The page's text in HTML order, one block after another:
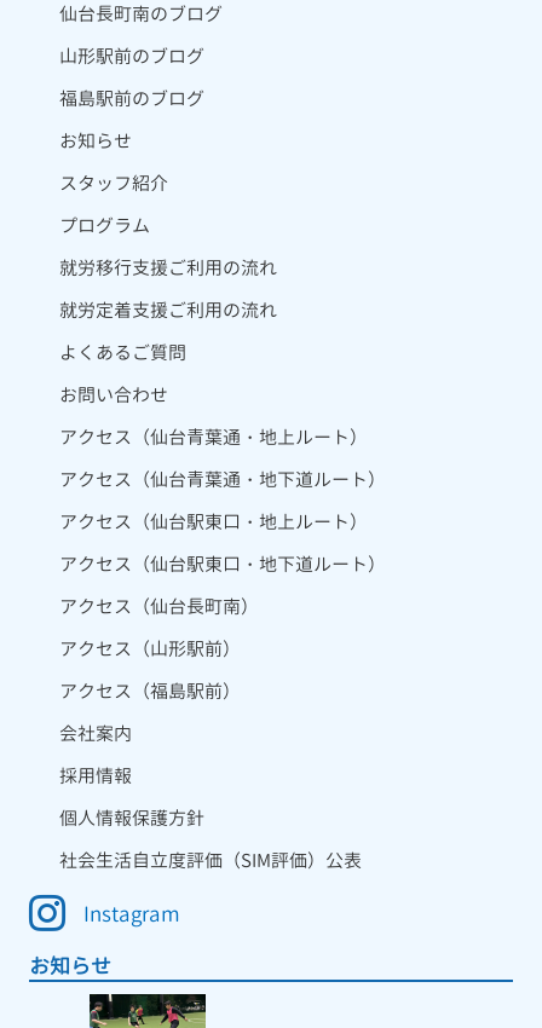
仙台長町南のブログ
山形駅前のブログ
福島駅前のブログ
お知らせ
スタッフ紹介
プログラム
就労移行支援ご利用の流れ
就労定着支援ご利用の流れ
よくあるご質問
お問い合わせ
アクセス（仙台青葉通・地上ルート）
アクセス（仙台青葉通・地下道ルート）
アクセス（仙台駅東口・地上ルート）
アクセス（仙台駅東口・地下道ルート）
アクセス（仙台長町南）
アクセス（山形駅前）
アクセス（福島駅前）
会社案内
採用情報
個人情報保護方針
社会生活自立度評価（SIM評価）公表
Instagram
お知らせ